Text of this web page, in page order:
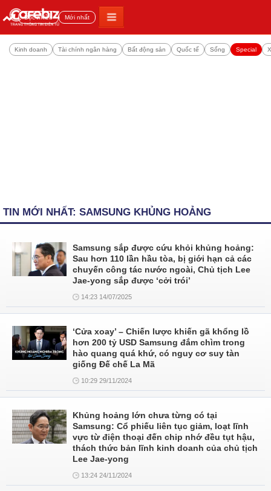
Đọc nhiều Mới nhất
Kinh doanh Tài chính ngân hàng Bất động sản Quốc tế Sống Special
TIN MỚI NHẤT: SAMSUNG KHỦNG HOẢNG
Samsung sắp được cứu khỏi khủng hoảng:
Sau hơn 110 lần hầu tòa, bị giới hạn cả các
chuyến công tác nước ngoài, Chủ tịch Lee
Jae-yong sắp được ‘cởi trói’
14:23 14/07/2025
‘Cửa xoay’ – Chiến lược khiến gã khổng lồ
hơn 200 tỷ USD Samsung đắm chìm trong
hào quang quá khứ, có nguy cơ suy tàn
giống Đế chế La Mã
10:29 29/11/2024
Khủng hoảng lớn chưa từng có tại
Samsung: Cổ phiếu liên tục giảm, loạt lĩnh
vực từ điện thoại đến chip nhớ đều tụt hậu,
thách thức bản lĩnh kinh doanh của chủ tịch
Lee Jae-yong
13:24 24/11/2024